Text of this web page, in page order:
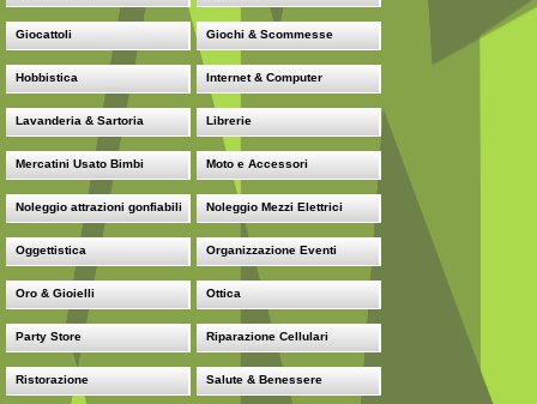
Giocattoli Giochi & Scommesse
Hobbistica Internet & Computer
Lavanderia & Sartoria Librerie
Mercatini Usato Bimbi Moto e Accessori
Noleggio attrazioni gonfiabili Noleggio Mezzi Elettrici
Oggettistica Organizzazione Eventi
Oro & Gioielli Ottica
Party Store Riparazione Cellulari
Ristorazione Salute & Benessere